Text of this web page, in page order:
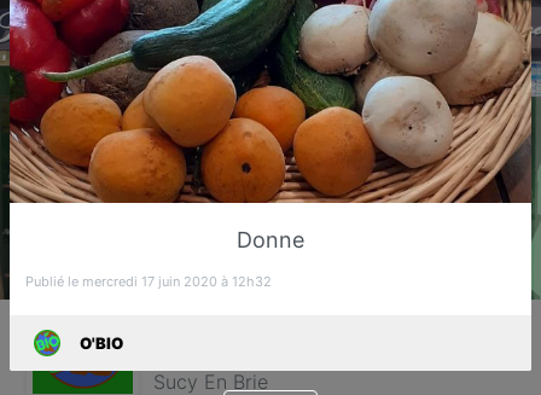
Sucy En Brie
Donne
Publié le mercredi 17 juin 2020 à 12h32
O'BIO